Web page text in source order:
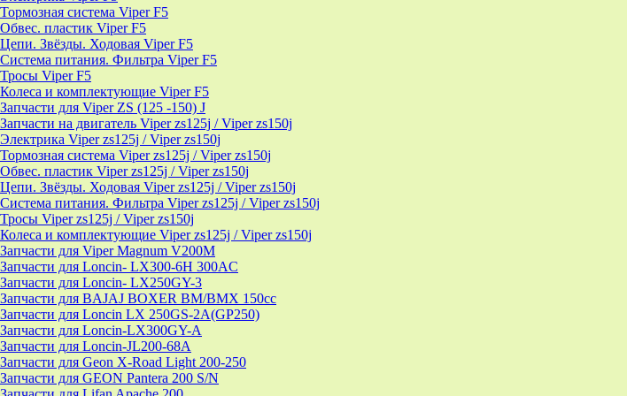
Тормозная система Viper F5
Обвес. пластик Viper F5
Цепи. Звёзды. Ходовая Viper F5
Система питания. Фильтра Viper F5
Тросы Viper F5
Колеса и комплектующие Viper F5
Запчасти для Viper ZS (125 -150) J
Запчасти на двигатель Viper zs125j / Viper zs150j
Электрика Viper zs125j / Viper zs150j
Тормозная система Viper zs125j / Viper zs150j
Обвес. пластик Viper zs125j / Viper zs150j
Цепи. Звёзды. Ходовая Viper zs125j / Viper zs150j
Система питания. Фильтра Viper zs125j / Viper zs150j
Тросы Viper zs125j / Viper zs150j
Колеса и комплектующие Viper zs125j / Viper zs150j
Запчасти для Viper Magnum V200M
Запчасти для Loncin- LX300-6H 300AC
Запчасти для Loncin- LX250GY-3
Запчасти для BAJAJ BOXER BM/ВМX 150cc
Запчасти для Loncin LX 250GS-2A(GP250)
Запчасти для Loncin-LX300GY-A
Запчасти для Loncin-JL200-68A
Запчасти для Geon X-Road Light 200-250
Запчасти для GEON Pantera 200 S/N